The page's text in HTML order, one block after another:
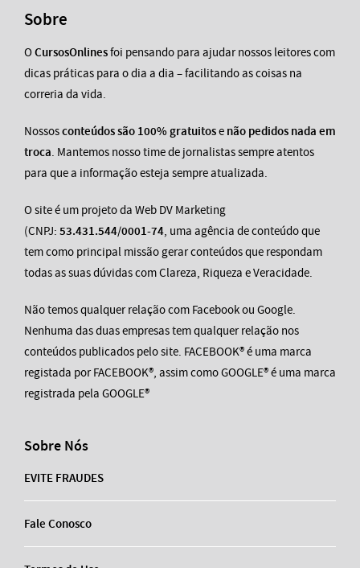
Sobre
OCursosOnlinesfoi pensando para ajudar nossos leitores com
dicas práticas para o dia a dia – facilitando as coisas na
correria da vida.
Nossosconteúdos são 100% gratuitose não pedidos nada em
troca. Mantemos nosso time de jornalistas sempre atentos
para que a informação esteja sempre atualizada.
O site é um projeto da Web DV Marketing
(CNPJ: 53.431.544/0001-74, uma agência de conteúdo que
tem como principal missão gerar conteúdos que respondam
todas as suas dúvidas com Clareza, Riqueza e Veracidade.
Não temos qualquer relação com Facebook ou Google.
Nenhuma das duas empresas tem qualquer relação nos
conteúdos publicados pelo site. FACEBOOK® é uma marca
registada por FACEBOOK®, assim como GOOGLE® é uma marca
registrada pela GOOGLE®
Sobre Nós
EVITE FRAUDES
Fale Conosco